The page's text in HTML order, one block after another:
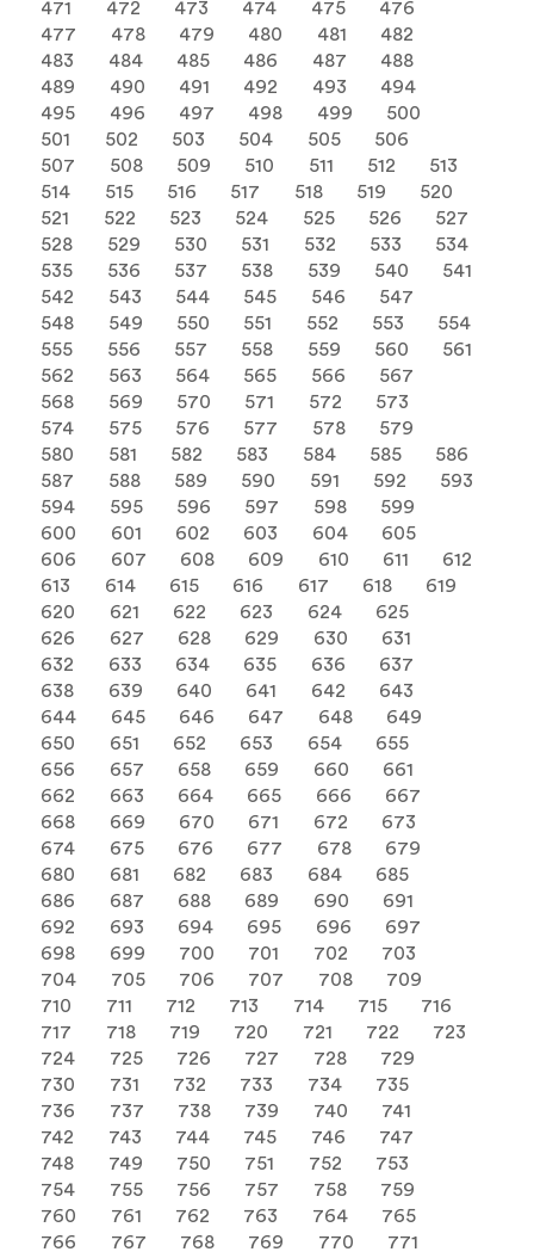
471 472 473 474 475
476
477
478 479 480 481
482
483
484 485 486 487
488
489
490 491 492 493
494
495
496 497 498 499
500
501
502 503 504 505
506
507
508 509 510 511 512
513
514
515 516 517 518 519
520
521
522 523 524 525 526
527
528
529 530 531 532 533
534
535
536 537 538 539 540
541
542
543 544 545 546
547
548
549 550 551 552 553
554
555
556 557 558 559 560
561
562
563 564 565 566
567
568
569 570 571 572
573
574
575 576 577 578
579
580
581 582 583 584 585
586
587
588 589 590 591 592
593
594
595 596 597 598
599
600
601 602 603 604
605
606
607 608 609 610 611
612
613
614 615 616 617 618
619
620
621 622 623 624
625
626
627 628 629 630
631
632
633 634 635 636
637
638
639 640 641 642
643
644
645 646 647 648
649
650
651 652 653 654
655
656
657 658 659 660
661
662
663 664 665 666
667
668
669 670 671 672
673
674
675 676 677 678
679
680
681 682 683 684
685
686
687 688 689 690
691
692
693 694 695 696
697
698
699 700 701 702
703
704
705 706 707 708
709
710
711 712 713 714 715
716
717
718 719 720 721 722
723
724
725 726 727 728
729
730
731 732 733 734
735
736
737 738 739 740
741
742
743 744 745 746
747
748
749 750 751 752
753
754
755 756 757 758
759
760
761 762 763 764
765
766
767 768 769 770
771